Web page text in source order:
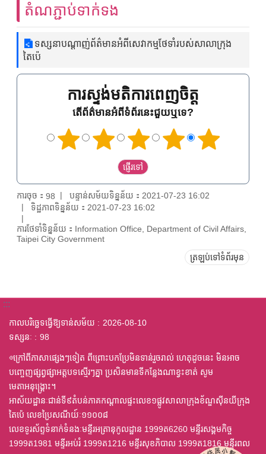
តំណភ្ជាប់ទាក់ទង
ទស្សនាបណ្តាញ់ព័ត៌មានអំពីសេវាកម្មថែទាំរបស់សាលាក្រុង
តៃប៉េ
ការស្ទង់មតិការពេញចិត្ត
តើព័ត៌មានអំពីទំព័រនេះជួយឬទេ?
ការចុច： 98
បន្ទាន់សម័យទិន្នន័យ：2021-07-23 16:02
ទិដ្ឋភាពទិន្នន័យ：2021-07-23 16:02
ការថែទាំទិន្នន័យ：Information Office, Department of Civil Affairs,
Taipei City Government
ត្រឡប់ទៅទំព័រមុន
:::
កាលបរិច្ឆេទធ្វើឱ្យទាន់សម័យ
2026-08-10
ទស្សនៈ
98
◎ក្រៅពីភាសាផ្សេងៗទៀត ពីព្រោះបកប្រែមិនទាន់រួចរាល់ ហេតុដូចនេះ មិនអាច
បញ្ចេញផ្សព្វផ្សាអត្តបទស្មើរៗគ្នា ប្រសិនមានទីកន្លែងណាខ្វះខាត់ សូម
មេតាអនុង្គ្រោះ។
អាស័យដ្ឋានៈជាន់ទី៩តំបន់ភាគកណ្តាលផ្ទះលេខ១ផ្លូវសាលាក្រុងខ័ណ្ឌស៊ីនយីក្រុង
តៃប៉េ លេខប្រៃសណីយ៍ៈ១១០០៨
លេខទូរស័ព្ទទំនាក់ទំនងៈមន្ទីរអត្រានុកូលដ្ឋាន 1999ត6260 មន្ទីរសង្គមកិច្ច
1999ត1981 មន្ទីរអប់រំ 1999ត1216 មន្ទីរសុខភិបាល 1999ត1816 មន្ទីរពល